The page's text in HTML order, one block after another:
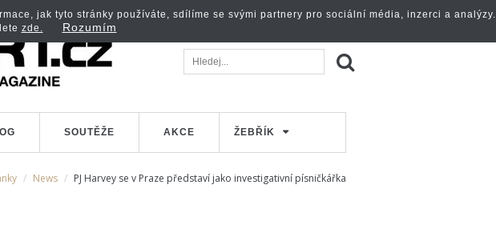
SOUTĚŽE AKCE ŽEBŘÍK
News PJ Harvey se v Praze představí jako investigativní písničkářka
jak tyto stránky používáte, sdílíme se svými partnery pro sociální média, inzerci a analýzy.
zde. Rozumím